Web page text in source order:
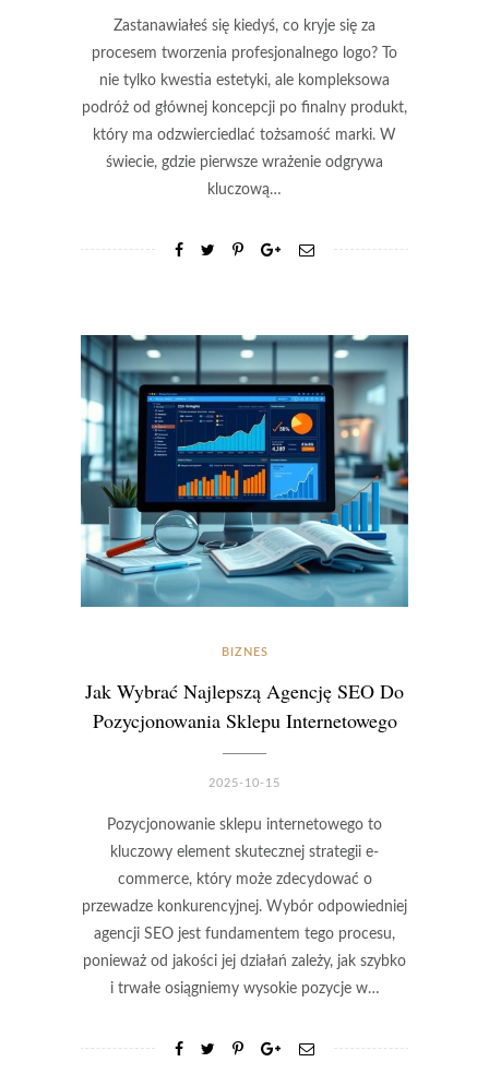
Zastanawiałeś się kiedyś, co kryje się za
procesem tworzenia profesjonalnego logo? To
nie tylko kwestia estetyki, ale kompleksowa
podróż od głównej koncepcji po finalny produkt,
który ma odzwierciedlać tożsamość marki. W
świecie, gdzie pierwsze wrażenie odgrywa
kluczową…
BIZNES
Jak Wybrać Najlepszą Agencję SEO Do
Pozycjonowania Sklepu Internetowego
2025-10-15
Pozycjonowanie sklepu internetowego to
kluczowy element skutecznej strategii e-
commerce, który może zdecydować o
przewadze konkurencyjnej. Wybór odpowiedniej
agencji SEO jest fundamentem tego procesu,
ponieważ od jakości jej działań zależy, jak szybko
i trwałe osiągniemy wysokie pozycje w…